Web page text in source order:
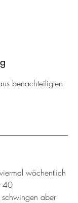
benachteiligten
wöchentlich
40
aber